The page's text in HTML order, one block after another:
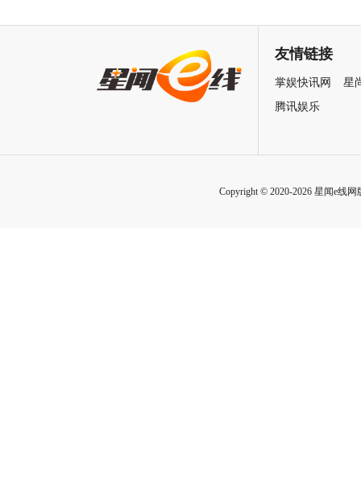
友情链接
掌娱快讯网
星
腾讯娱乐
Copyright © 2020-2026 星闻e线